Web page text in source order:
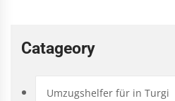
Catageory
Umzugshelfer für in Turgi